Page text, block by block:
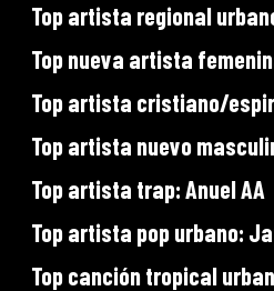
Top artista regional
Top nueva artista
Top artista cristiano/
Top artista nuevo
Top artista trap: Anuel AA
Top artista pop urbano:
Top canción tropical